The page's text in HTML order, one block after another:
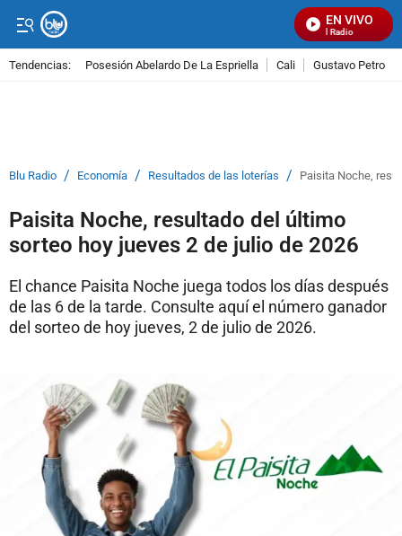
EN VIVO
Señal Visual Radio
Tendencias: Posesión Abelardo De La Espriella Cali Gustavo Petro
Blu Radio / Economía / Resultados de las loterías / Paisita Noche,
Paisita Noche, resultado del último
sorteo hoy jueves 2 de julio de 2026
El chance Paisita Noche juega todos los días después
de las 6 de la tarde. Consulte aquí el número ganador
del sorteo de hoy jueves, 2 de julio de 2026.